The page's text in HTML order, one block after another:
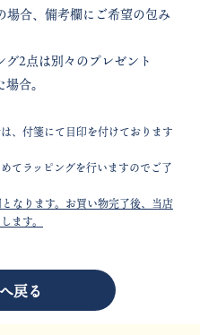
場合、備考欄にご希望の包み
2点は別々のプレゼント
合。
、付箋にて目印を付けております
てラッピングを行いますのでご了
なります。お買い物完了後、当店
ます。
戻る